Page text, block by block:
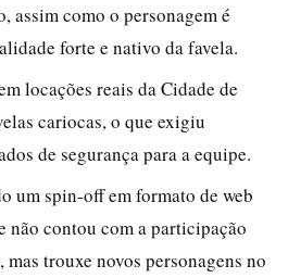
assim como o personagem é
forte e nativo da favela.
locações reais da Cidade de
cariocas, o que exigiu
de segurança para a equipe.
um spin-off em formato de web
não contou com a participação
trouxe novos personagens no